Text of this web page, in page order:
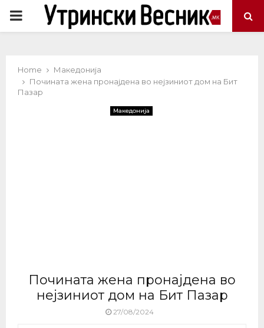
PRIMARY
Home
Македонија
Почината жена пронајдена во нејзиниот дом на Бит
Пазар
Македонија
Почината жена пронајдена во
нејзиниот дом на Бит Пазар
27/08/2024